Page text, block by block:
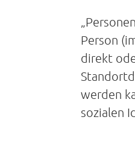
Person
direkt
werden
sozialen